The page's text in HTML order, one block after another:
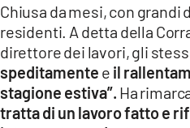
Chiusa da mesi, con
residenti. A detta della
direttore dei lavori, gli
speditamente e il
stagione estiva”. Ha
tratta di un lavoro fatto e